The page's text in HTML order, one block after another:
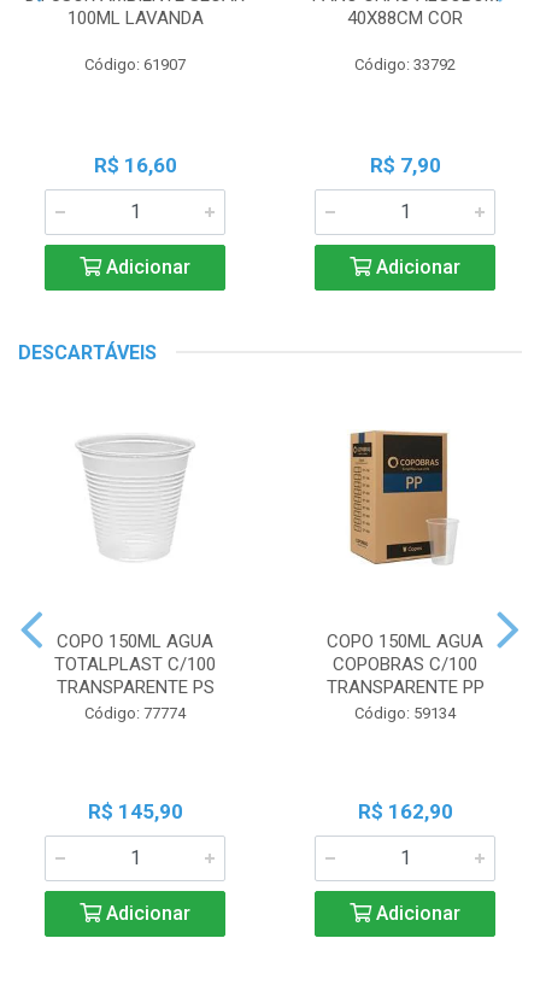
100ML LAVANDA
Código: 61907
R$ 16,60
Adicionar
40X88CM COR
Código: 33792
R$ 7,90
Adicionar
DESCARTÁVEIS
COPO 150ML AGUA
TOTALPLAST C/100
TRANSPARENTE PS
Código: 77774
R$ 145,90
Adicionar
COPO 150ML AGUA
COPOBRAS C/100
TRANSPARENTE PP
Código: 59134
R$ 162,90
Adicionar